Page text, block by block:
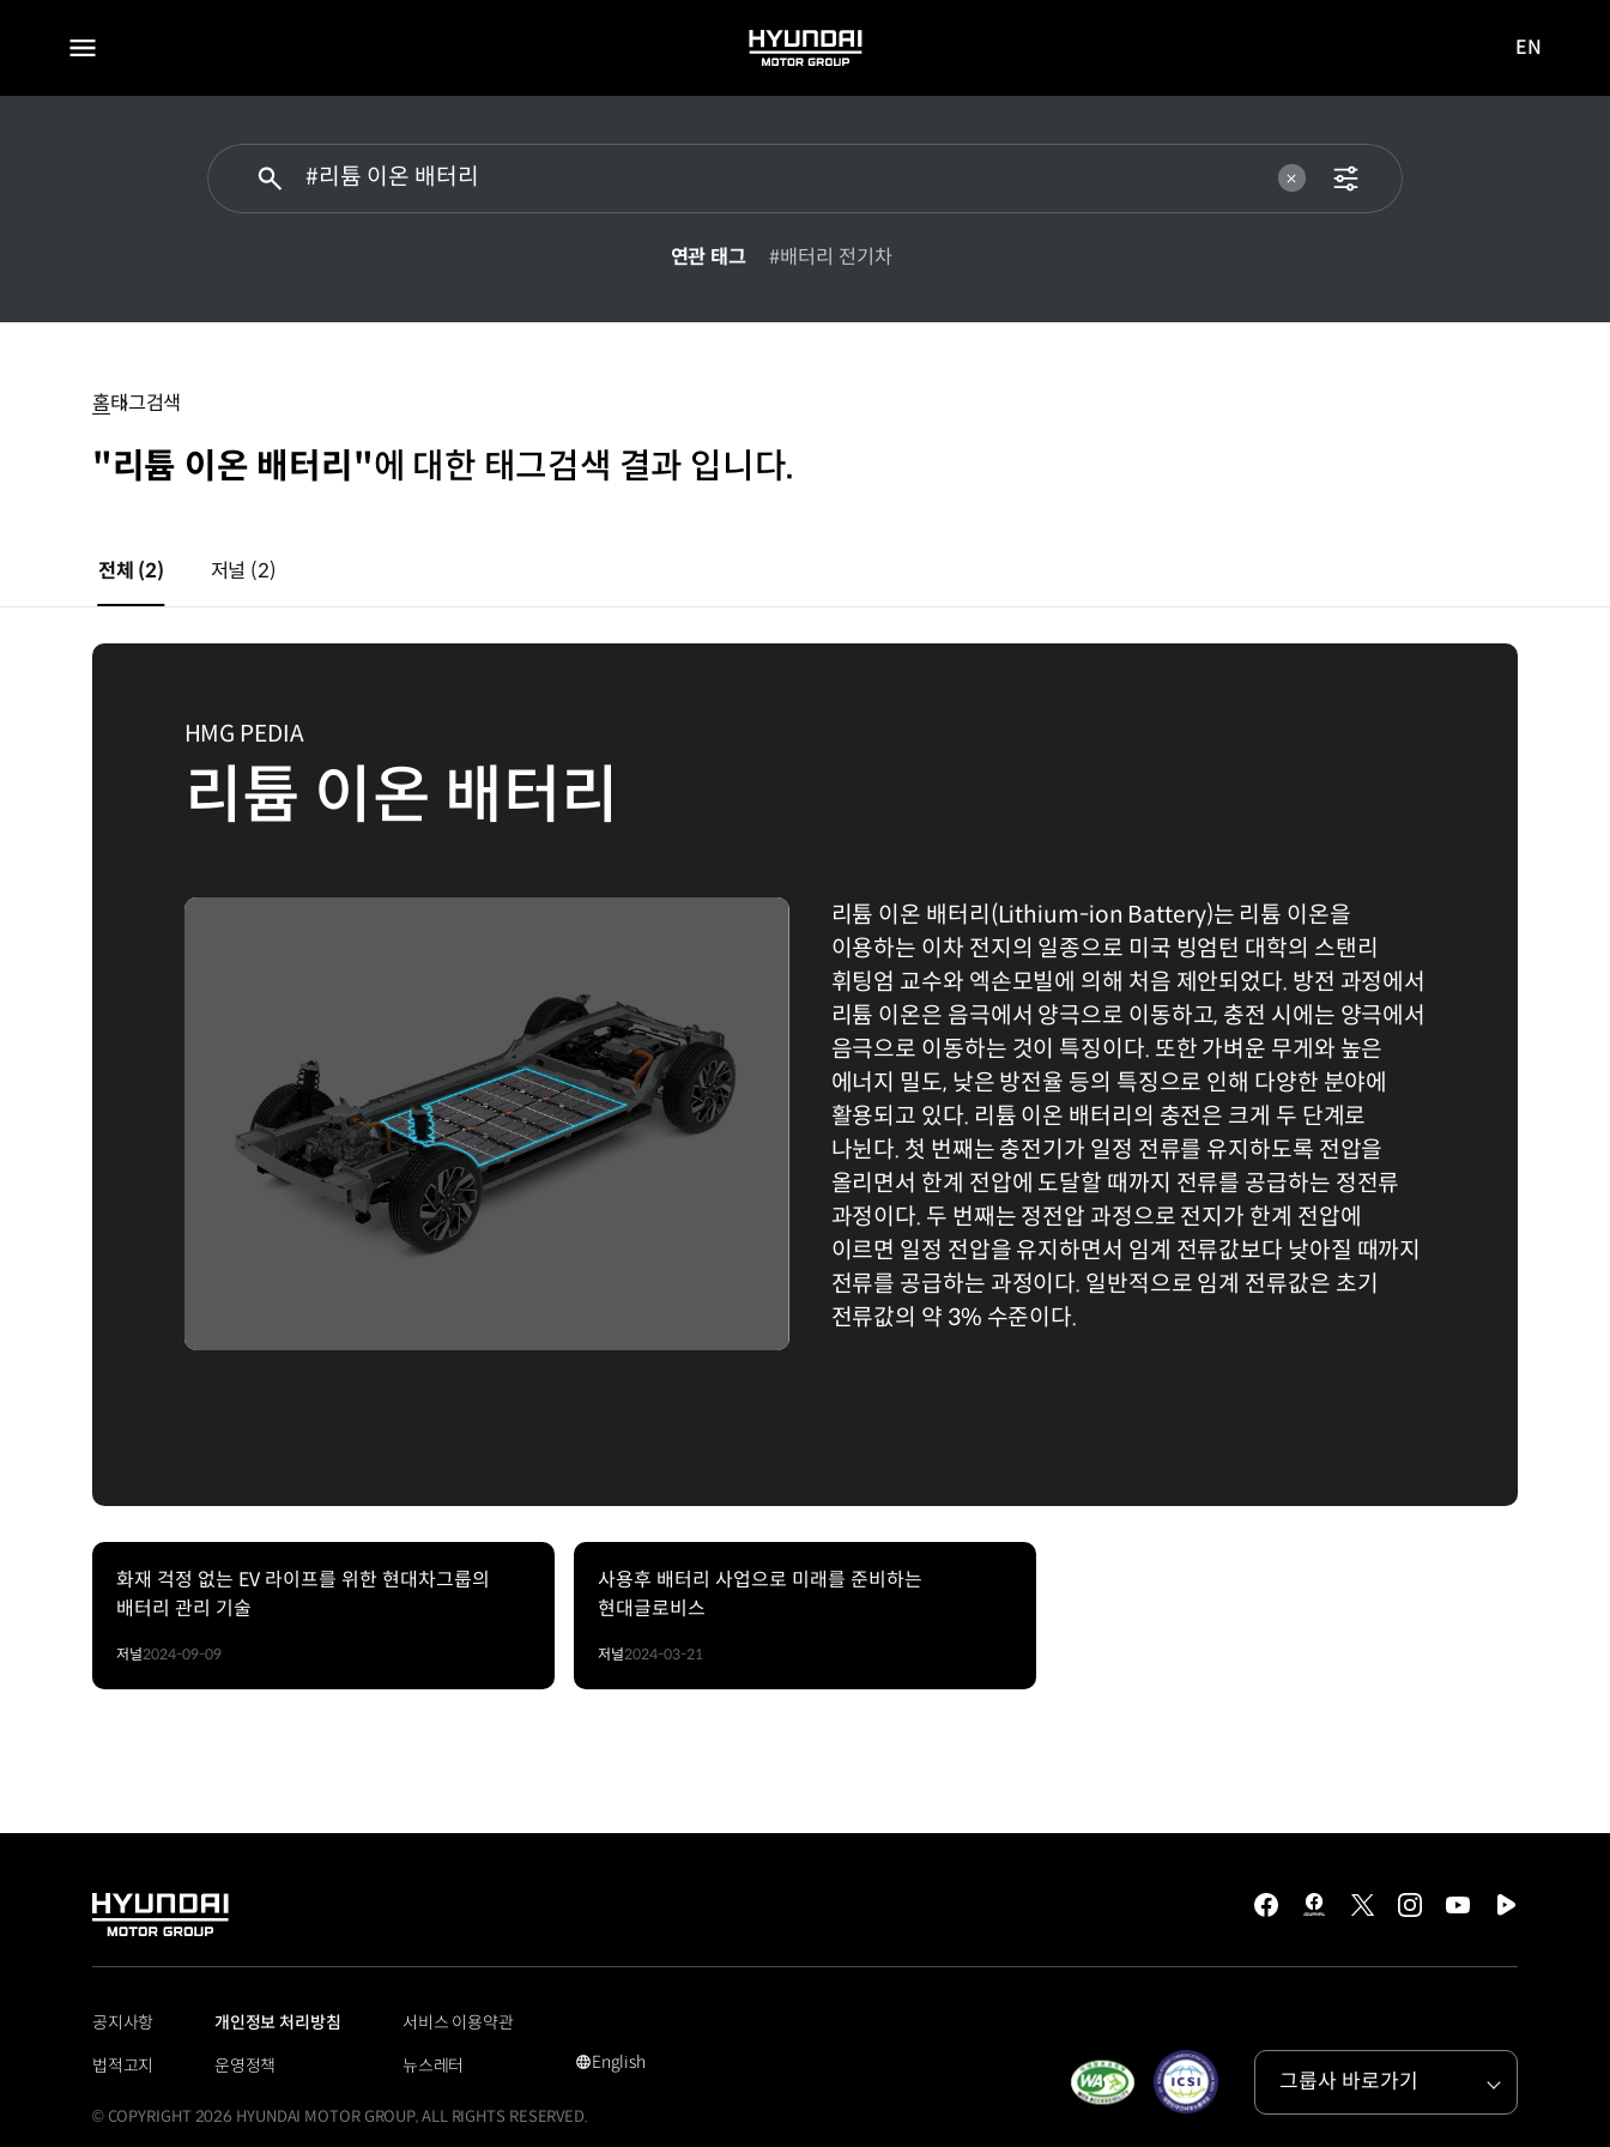
전체
HYUNDAI
MOTOR
사이트로
EN
연관 태그 #배터리 전기차
홈태그검색
"리튬 이온 배터리"에 대한 태그검색 결과 입니다.
전체 (2) 저널 (2)
HMG PEDIA
리튬 이온 배터리
리튬 이온 배터리(Lithium-ion Battery)는 리튬 이온을
이용하는 이차 전지의 일종으로 미국 빙엄턴 대학의 스탠리
휘팅엄 교수와 엑손모빌에 의해 처음 제안되었다. 방전 과정에서
리튬 이온은 음극에서 양극으로 이동하고, 충전 시에는 양극에서
음극으로 이동하는 것이 특징이다. 또한 가벼운 무게와 높은
에너지 밀도, 낮은 방전율 등의 특징으로 인해 다양한 분야에
활용되고 있다. 리튬 이온 배터리의 충전은 크게 두 단계로
나뉜다. 첫 번째는 충전기가 일정 전류를 유지하도록 전압을
올리면서 한계 전압에 도달할 때까지 전류를 공급하는 정전류
과정이다. 두 번째는 정전압 과정으로 전지가 한계 전압에
이르면 일정 전압을 유지하면서 임계 전류값보다 낮아질 때까지
전류를 공급하는 과정이다. 일반적으로 임계 전류값은 초기
전류값의 약 3% 수준이다.
화재 걱정 없는 EV 라이프를 위한 현대차그룹의
배터리 관리 기술
저널2024-09-09
사용후 배터리 사업으로 미래를 준비하는
현대글로비스
저널2024-03-21
HYUNDAI
GROUP
facebook
hmg
facebook
twitterinstagramyoutubenaver
공지사항 개인정보 처리방침
서비스 이용약관
법적고지
운영정책 뉴스레터
리튬
배터리
English
그룹사 바로가기
© COPYRIGHT 2026 HYUNDAI MOTOR GROUP, ALL RIGHTS RESERVED.